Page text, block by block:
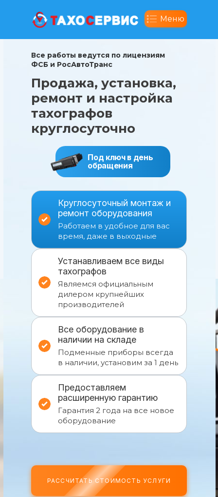
Меню
РАССЧИТАТЬ СТОИМОСТЬ УСЛУГИ
Продажа, установка,
ремонт и настройка
тахографов
круглосуточно
Круглосуточный монтаж и
ремонт оборудования
Работаем в удобное для вас
время, даже в выходные
Устанавливаем все виды
тахографов
Являемся официальным
дилером крупнейших
производителей
Все оборудование в
наличии на складе
Подменные приборы всегда
в наличии, установим за 1 день
Предоставляем
расширенную гарантию
Гарантия 2 года на все новое
оборудование
Под ключ в день
обращения
Все работы ведутся по лицензиям
ФСБ и РосАвтоТранс